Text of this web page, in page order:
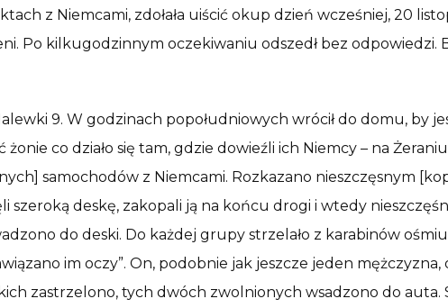
z Niemcami, zdołała uiścić okup dzień wcześniej, 20
Po kilkugodzinnym oczekiwaniu odszedł bez odpowiedzi.
9. W godzinach popołudniowych wrócił do domu, by
co działo się tam, gdzie dowieźli ich Niemcy – na
samochodów z Niemcami. Rozkazano nieszczęsnym
szeroką deskę, zakopali ją na końcu drogi i wtedy
do deski. Do każdej grupy strzelało z karabinów ośmiu
im oczy”. On, podobnie jak jeszcze jeden mężczyzna,
zastrzelono, tych dwóch zwolnionych wsadzono do auta.